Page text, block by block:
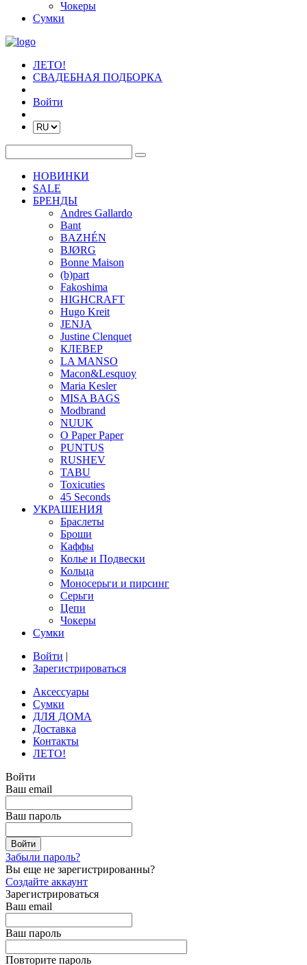
Чокеры
Сумки
ЛЕТО!
СВАДЕБНАЯ ПОДБОРКА
Войти
НОВИНКИ
SALE
БРЕНДЫ
Andres Gallardo
Bant
BAZHÉN
BJØRG
Bonne Maison
(b)part
Fakoshima
HIGHCRAFT
Hugo Kreit
JENJA
Justine Clenquet
КЛЕВЕР
LA MANSO
Macon&Lesquoy
Maria Kesler
MISA BAGS
Modbrand
NUUK
O Paper Paper
PUNTUS
RUSHEV
TABU
Toxicuties
45 Seconds
УКРАШЕНИЯ
Браслеты
Броши
Каффы
Колье и Подвески
Кольца
Моносерьги и пирсинг
Серьги
Цепи
Чокеры
Сумки
Войти |
Зарегистрироваться
Аксессуары
Сумки
ДЛЯ ДОМА
Доставка
Контакты
ЛЕТО!
Войти
Ваш email
Ваш пароль
Забыли пароль?
Вы еще не зарегистрированны?
Создайте аккаунт
Зарегистрироваться
Ваш email
Ваш пароль
Повторите пароль